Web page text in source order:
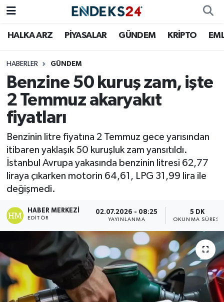
HALKA ARZ PİYASALAR GÜNDEM KRİPTO
HABERLER GÜNDEM
Benzine 50 kuruş zam, işte
2 Temmuz akaryakıt
fiyatları
Benzinin litre fiyatına 2 Temmuz gece yarısından
itibaren yaklaşık 50 kuruşluk zam yansıtıldı.
İstanbul Avrupa yakasında benzinin litresi 62,77
liraya çıkarken motorin 64,61, LPG 31,99 lira ile
değişmedi.
HABER MERKEZI
EDITÖR
02.07.2026 - 08:25
YAYINLANMA
5 DK
OKUNMA SÜRESI
EMLAK
ENERJİ
GÜNDEM
HALKA ARZ
KRİPTO
OTOMOTİV
PİYASALAR
SAVUNMA
Nöbetçi Eczaneler
Hava Durumu
Trafik Durumu
Süper Lig Puan Durumu ve Fikstür
Tüm Manşetler
Son Dakika Haberleri
Haber Arşivi